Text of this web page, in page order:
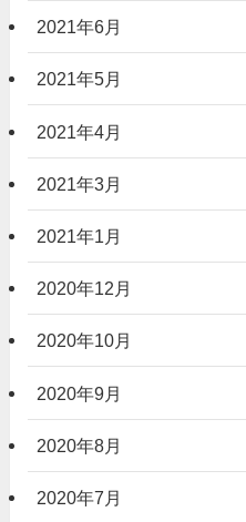
2021年6月
2021年5月
2021年4月
2021年3月
2021年1月
2020年12月
2020年10月
2020年9月
2020年8月
2020年7月